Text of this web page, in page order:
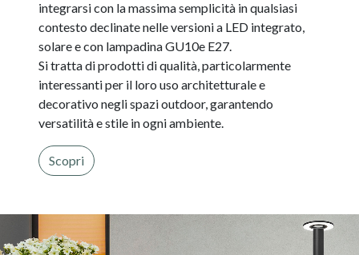
integrarsi con la massima semplicità in qualsiasi
contesto declinate nelle versioni a LED integrato,
solare e con lampadina GU10e E27.
Si tratta di prodotti di qualità, particolarmente
interessanti per il loro uso architetturale e
decorativo negli spazi outdoor, garantendo
versatilità e stile in ogni ambiente.
Scopri